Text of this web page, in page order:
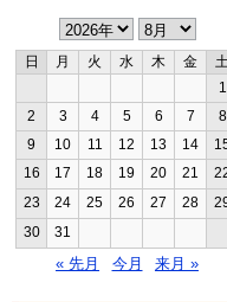
日 月 火 水 木 金
1
2
3 4 5 6 7
8
9
10 11 12 13 14
16
17 18 19 20 21
23
24 25 26 27 28
30
31
« 先月 今月 来月 »